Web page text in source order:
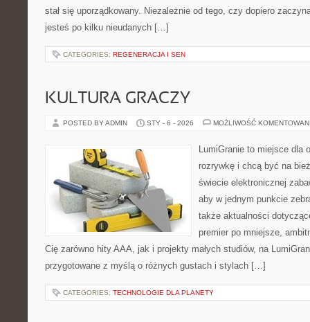
stał się uporządkowany. Niezależnie od tego, czy dopiero
jesteś po kilku nieudanych […]
CATEGORIES: REGENERACJA I SEN
KULTURA GRACZY
POSTED BY ADMIN STY - 6 - 2026 MOŻLIWOŚĆ
LumiGranie to miejsce dla
rozrywkę i chcą być na
świecie elektronicznej
aby w jednym punkcie
także aktualności
premier po mniejsze,
Cię zarówno hity AAA, jak i projekty małych studiów, na
przygotowane z myślą o różnych gustach i stylach […]
CATEGORIES: TECHNOLOGIE DLA PLANETY